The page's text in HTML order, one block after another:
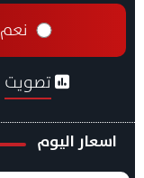
نعم
تصويت
اسعار اليوم